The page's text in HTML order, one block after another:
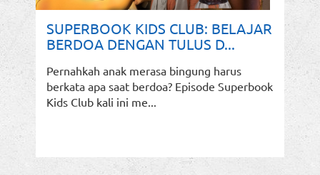
SUPERBOOK KIDS CLUB: BELAJAR
BERDOA DENGAN TULUS D...
Pernahkah anak merasa bingung harus
berkata apa saat berdoa? Episode Superbook
Kids Club kali ini me...